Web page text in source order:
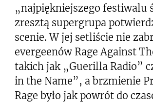
„najpiękniejszego festiwalu
zresztą supergrupa
scenie. W jej setliście nie
evergeenów Rage Against
takich jak „Guerilla Radio”
in the Name”, a brzmienie
Rage było jak powrót do